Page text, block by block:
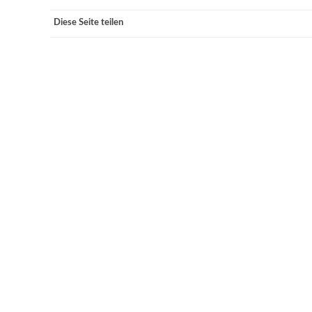
Diese Seite teilen